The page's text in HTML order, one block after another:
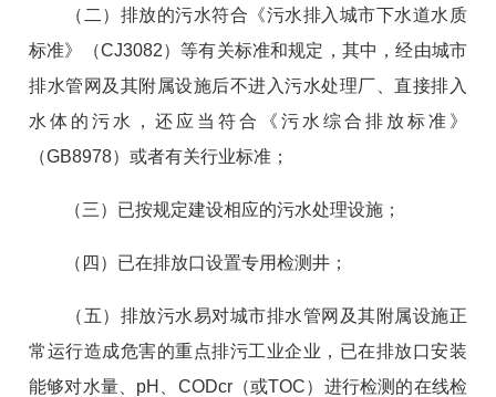
（二）排放的污水符合《污水排入城市下水道水质
标准》（CJ3082）等有关标准和规定，其中，经由城市
排水管网及其附属设施后不进入污水处理厂、直接排入
水体的污水，还应当符合《污水综合排放标准》
（GB8978）或者有关行业标准；
（三）已按规定建设相应的污水处理设施；
（四）已在排放口设置专用检测井；
（五）排放污水易对城市排水管网及其附属设施正
常运行造成危害的重点排污工业企业，已在排放口安装
能够对水量、pH、CODcr（或TOC）进行检测的在线检